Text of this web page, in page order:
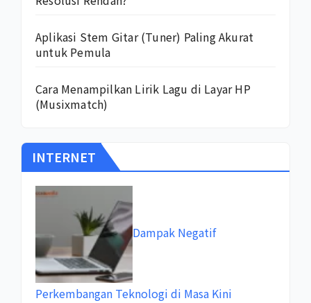
Aplikasi Stem Gitar (Tuner) Paling Akurat
untuk Pemula
Cara Menampilkan Lirik Lagu di Layar HP
(Musixmatch)
INTERNET
Dampak Negatif
Perkembangan Teknologi di Masa Kini